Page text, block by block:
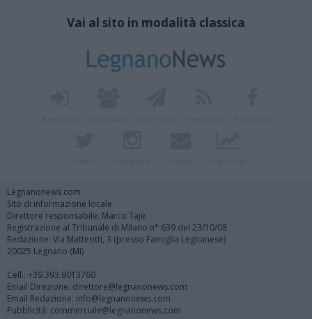
Vai al sito in modalità classica
Legnanonews.com
Sito di informazione locale
Direttore responsabile: Marco Tajè
Registrazione al Tribunale di Milano n° 639 del 23/10/08
Redazione: Via Matteotti, 3 (presso Famiglia Legnanese)
20025 Legnano (MI)
Cell.: +39.393.9013760
Email Direzione: direttore@legnanonews.com
Email Redazione: info@legnanonews.com
Pubblicità: commerciale@legnanonews.com